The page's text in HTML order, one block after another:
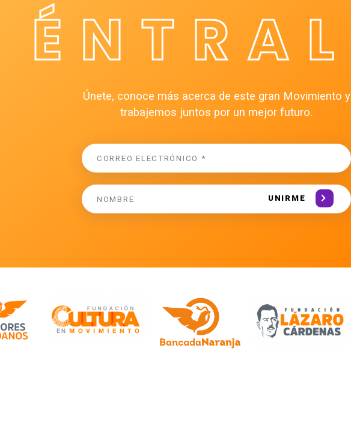
Únete, conoce más acerca de este gran Movimiento y
trabajemos juntos por un mejor futuro.
UNIRME